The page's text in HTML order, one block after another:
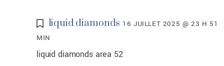
liquid diamonds 16 JUILLET 2025 @ 23 H 51
MIN
liquid diamonds area 52